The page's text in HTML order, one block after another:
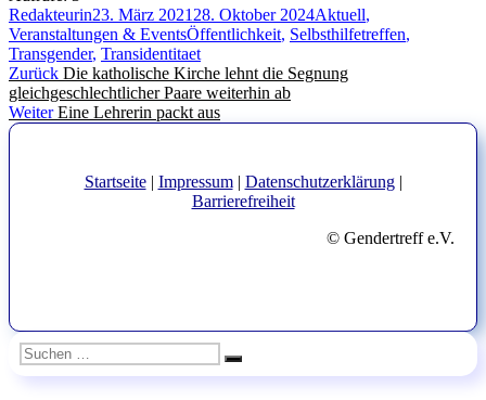
Autor
RedakteurinVeröffentlicht
am
23. März 2021 28. Oktober 2024Kategorien
Aktuell,
Veranstaltungen & EventsSchlagwörter
Öffentlichkeit, Selbsthilfetreffen,
Transgender, Transidentitaet
Beitragsnavigation
Zurück Vorheriger
Beitrag:
Die katholische Kirche lehnt die Segnung
gleichgeschlechtlicher Paare weiterhin ab
Weiter Nächster
Eine Lehrerin packt aus
Startseite| Impressum| Datenschutzerklärung|
Barrierefreiheit
© Gendertreff e.V.
Suchen
nach:
Suchen